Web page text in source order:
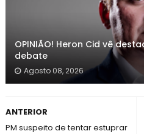
OPINIÃO! Heron Cid vê
debate
Agosto 08, 2026
ANTERIOR
PM suspeito de tentar estuprar